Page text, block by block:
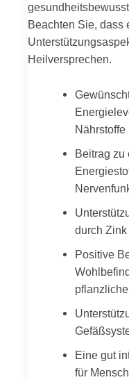
Beachten Sie, dass
Heilversprechen.
Nährstoffe
Beitrag zu
durch
Positive
Eine gut
für